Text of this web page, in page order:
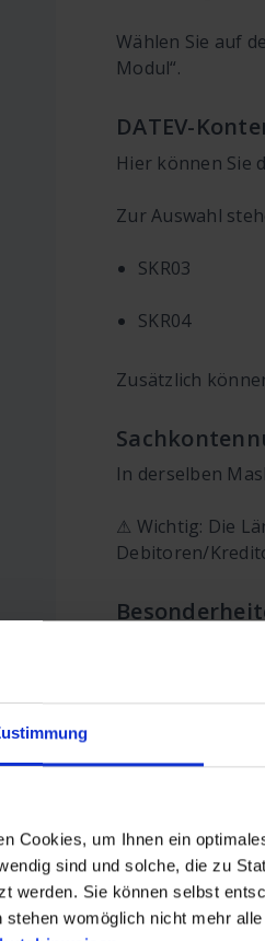
Cookies, um Ihnen ein
sind und solche, die zu
werden. Sie können selbst
stehen womöglich nicht mehr
Wählen Sie auf
Modul“.
DATEV-
Hier können Sie
Zur Auswahl
SKR03
SKR04
Zusätzlich
In derselben
⚠ Wichtig: Die
Debitoren/
Debitoren und
Andere
Beispiel 2: